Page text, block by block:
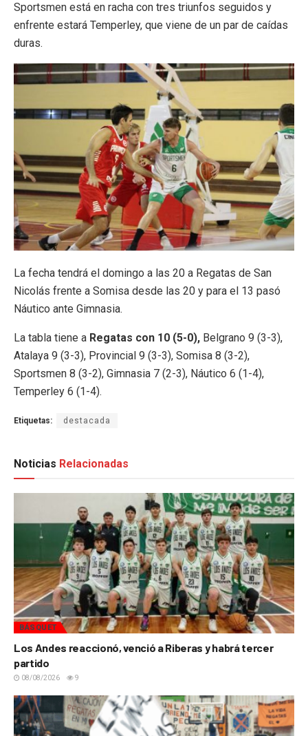
Sportsmen está en racha con tres triunfos seguidos y
enfrente estará Temperley, que viene de un par de caídas
duras.
La fecha tendrá el domingo a las 20 a Regatas de San
Nicolás frente a Somisa desde las 20 y para el 13 pasó
Náutico ante Gimnasia.
La tabla tiene a Regatas con 10 (5-0), Belgrano 9 (3-3),
Atalaya 9 (3-3), Provincial 9 (3-3), Somisa 8 (3-2),
Sportsmen 8 (3-2), Gimnasia 7 (2-3), Náutico 6 (1-4),
Temperley 6 (1-4).
Etiquetas: destacada
Noticias Relacionadas
BÁSQUET
Los Andes reaccionó, venció a Riberas y habrá tercer
partido
08/08/2026 9